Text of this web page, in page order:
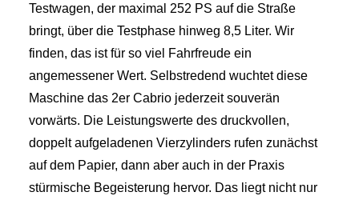
Testwagen, der maximal 252 PS auf die Straße
bringt, über die Testphase hinweg 8,5 Liter. Wir
finden, das ist für so viel Fahrfreude ein
angemessener Wert. Selbstredend wuchtet diese
Maschine das 2er Cabrio jederzeit souverän
vorwärts. Die Leistungswerte des druckvollen,
doppelt aufgeladenen Vierzylinders rufen zunächst
auf dem Papier, dann aber auch in der Praxis
stürmische Begeisterung hervor. Das liegt nicht nur